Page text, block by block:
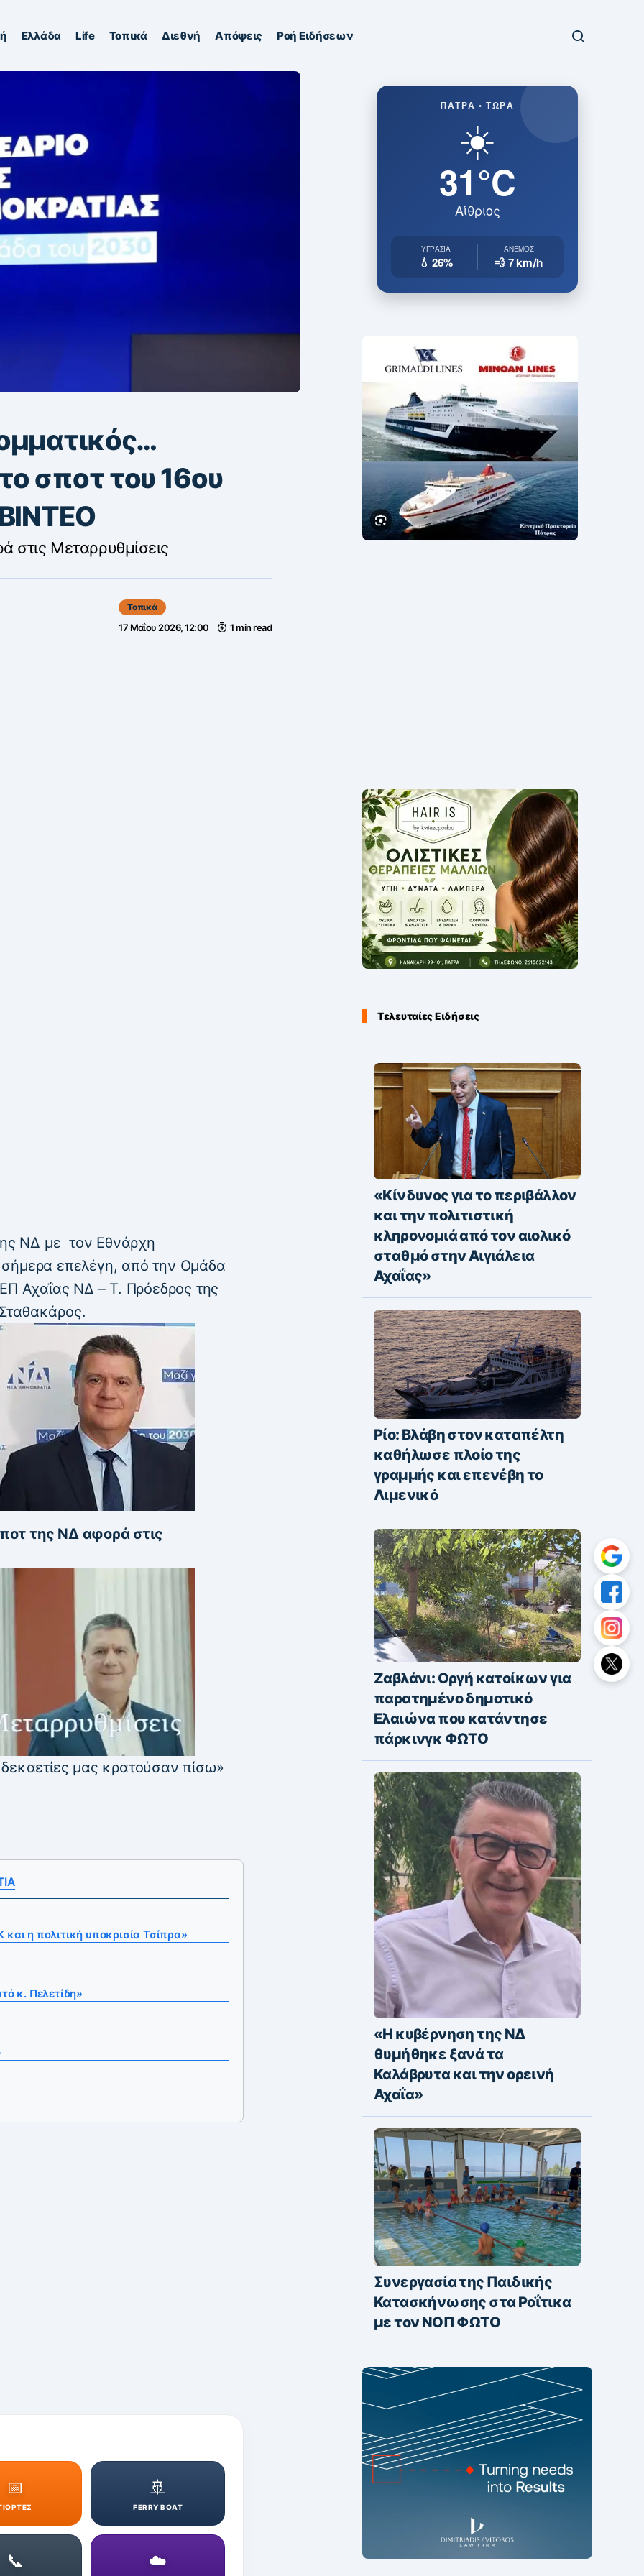
Ελλάδα Life Τοπικά Διεθνή Απόψεις Ροή Ειδήσεων
σποτ του 16ου
Μεταρρυθμίσεις
Τοπικά
17 Μαΐου 2026, 12:00 1 min read
ΝΔ με τον Εθνάρχη
επελέγη, από την Ομάδα
Αχαΐας ΝΔ – Τ. Πρόεδρος της
της ΝΔ αφορά στις
μας κρατούσαν πίσω»
η πολιτική υποκρισία Τσίπρα»
κ. Πελετίδη»
📅 🚢
FERRY BOAT
📞 ☁️
ΠΆΤΡΑ • ΤΏΡΑ
☀️
31°C
Αίθριος
ΥΓΡΑΣΊΑ
💧 26%
ΆΝΕΜΟΣ
💨 7km/h
Τελευταίες Ειδήσεις
«Κίνδυνος για το περιβάλλον
και την πολιτιστική
κληρονομιά από τον αιολικό
σταθμό στην Αιγιάλεια
Αχαΐας»
Ρίο: Βλάβη στον καταπέλτη
καθήλωσε πλοίο της
γραμμής και επενέβη το
Λιμενικό
Ζαβλάνι: Οργή κατοίκων για
παρατημένο δημοτικό
Ελαιώνα που κατάντησε
πάρκινγκ ΦΩΤΟ
«Η κυβέρνηση της ΝΔ
θυμήθηκε ξανά τα
Καλάβρυτα και την ορεινή
Αχαΐα»
Συνεργασία της Παιδικής
Κατασκήνωσης στα Ροΐτικα
με τον ΝΟΠ ΦΩΤΟ